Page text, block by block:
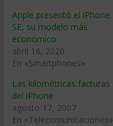
Apple presentó el iPhone
SE, su modelo más
económico
abril 16, 2020
En «Smartphones»
Las kilométricas facturas
del iPhone
agosto 17, 2007
En «Telecomunicaciones»